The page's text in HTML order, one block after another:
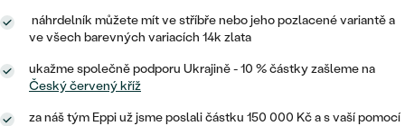
NETRADIČNÍ
TEPANÉ
SESTAV SI SVŮJ PRSTEN
ZAČÍT S PRSTENEM
NÁRAMKY
SETY
PÁNSKÉ ŠPERKY
VE TVARU SRDCE
PERSONALIZOVANÉ
SE ZNAMENÍM ZVĚROKRUHU
MINIMALISTICKÉ
DLE STYLU
ETERNITY
náhrdelník můžete mít ve stříbře nebo jeho pozlacené variantě a
ve všech barevných variacích 14k zlata
ukažme společně podporu Ukrajině - 10 % částky zašleme na
Český červený kříž
za náš tým Eppi už jsme poslali částku 150 000 Kč a s vaší pomocí